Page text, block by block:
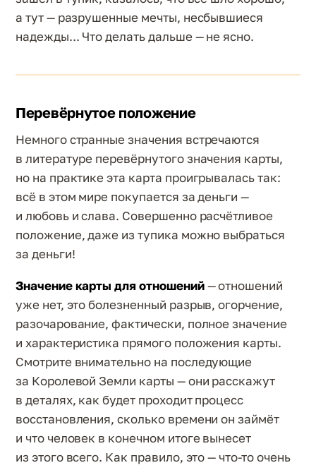
а тут — разрушенные мечты, несбывшиеся
надежды... Что делать дальше — не ясно.
Перевёрнутое положение
Немного странные значения встречаются
в литературе перевёрнутого значения карты,
но на практике эта карта проигрывалась так:
всё в этом мире покупается за деньги —
и любовь и слава. Совершенно расчётливое
положение, даже из тупика можно выбраться
за деньги!
Значение карты для отношений— отношений
уже нет, это болезненный разрыв, огорчение,
разочарование, фактически, полное значение
и характеристика прямого положения карты.
Смотрите внимательно на последующие
за Королевой Земли карты — они расскажут
в деталях, как будет проходит процесс
восстановления, сколько времени он займёт
и что человек в конечном итоге вынесет
из этого всего. Как правило, это — что-то очень